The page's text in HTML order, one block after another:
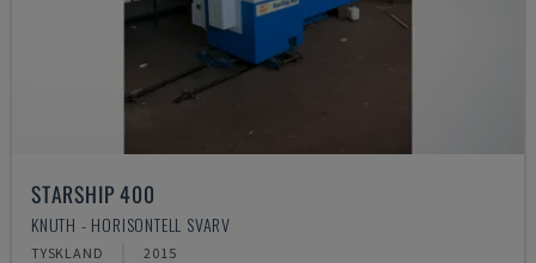
STARSHIP 400
KNUTH - HORISONTELL SVARV
TYSKLAND 2015